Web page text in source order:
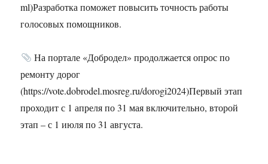
ml)Разработка поможет повысить точность работы
голосовых помощников.
На портале «Добродел» продолжается опрос по
ремонту дорог
(https://vote.dobrodel.mosreg.ru/dorogi2024)Первый этап
проходит с 1 апреля по 31 мая включительно, второй
этап – с 1 июля по 31 августа.